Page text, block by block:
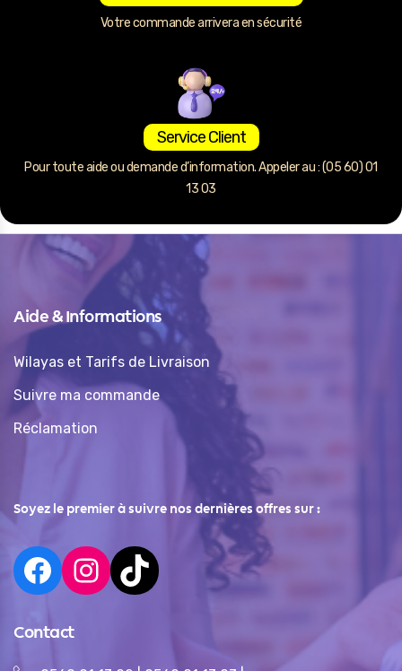
Votre commande arrivera en sécurité
Service Client
Pour toute aide ou demande d’information. Appeler au : (05 60) 01
13 03
Aide & Informations
Wilayas et Tarifs de Livraison
Suivre ma commande
Réclamation
Soyez le premier à suivre nos dernières offres sur :
Contact